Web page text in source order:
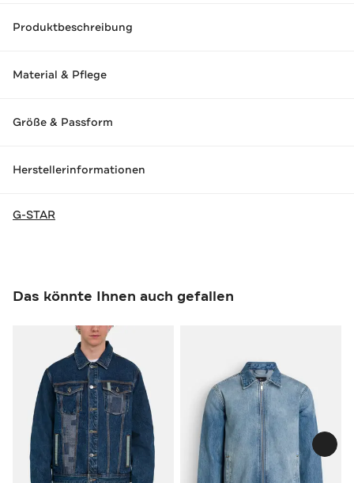
Produktbeschreibung
Material & Pflege
Größe & Passform
Herstellerinformationen
G-STAR
Das könnte Ihnen auch gefallen